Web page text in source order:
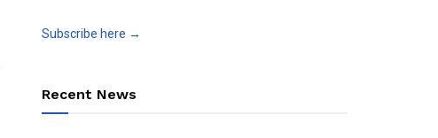
Subscribe here →
Recent News